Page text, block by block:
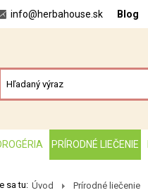
info@herbahouse.sk Blog
PRÍRODNÉ LIEČENIE
sa tu: Úvod Prírodné liečenie